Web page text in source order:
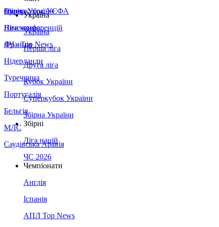
Збірна України
Італія
Німеччина
Франція
Нідерланди
Туреччина
Португалія
Бельгія
МЛС
Саудівська Аравія
Суперкубок УЄФА
Ліга конференцій
ЛЧ - Top News
Україна
Україна
Перша ліга
Друга ліга
Кубок України
Суперкубок України
Збірна України
Збірні
Ліга націй
ЧС 2026
Чемпіонати
Англія
Іспанія
АПЛ Top News